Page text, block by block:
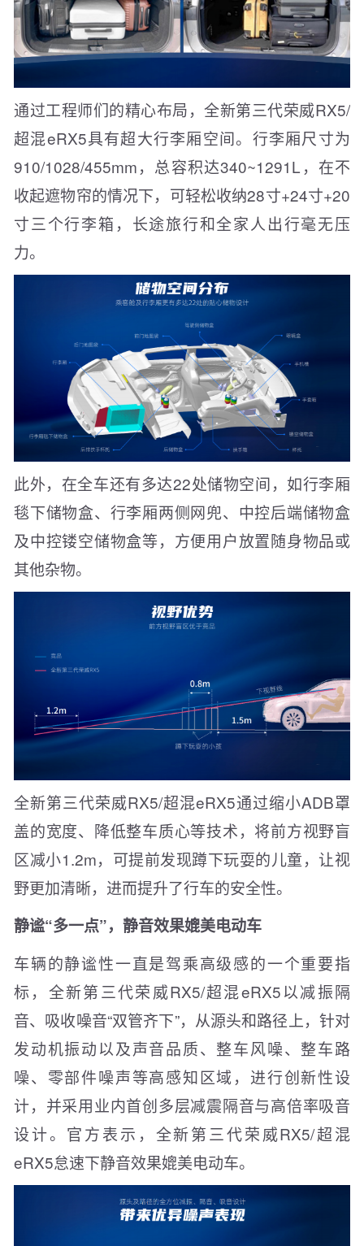
通过工程师们的精心布局，全新第三代荣威RX5/
超混eRX5具有超大行李厢空间。行李厢尺寸为
910/1028/455mm，总容积达340~1291L，在不
收起遮物帘的情况下，可轻松收纳28寸+24寸+20
寸三个行李箱，长途旅行和全家人出行毫无压
力。
此外，在全车还有多达22处储物空间，如行李厢
毯下储物盒、行李厢两侧网兜、中控后端储物盒
及中控镂空储物盒等，方便用户放置随身物品或
其他杂物。
全新第三代荣威RX5/超混eRX5通过缩小ADB罩
盖的宽度、降低整车质心等技术，将前方视野盲
区减小1.2m，可提前发现蹲下玩耍的儿童，让视
野更加清晰，进而提升了行车的安全性。
静谧“多一点”，静音效果媲美电动车
车辆的静谧性一直是驾乘高级感的一个重要指
标，全新第三代荣威RX5/超混eRX5以减振隔
音、吸收噪音“双管齐下”，从源头和路径上，针对
发动机振动以及声音品质、整车风噪、整车路
噪、零部件噪声等高感知区域，进行创新性设
计，并采用业内首创多层减震隔音与高倍率吸音
设计。官方表示，全新第三代荣威RX5/超混
eRX5怠速下静音效果媲美电动车。